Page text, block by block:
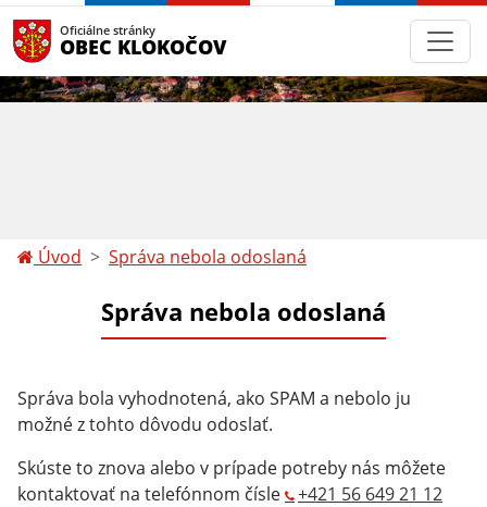
Oficiálne stránky
OBEC KLOKOČOV
Úvod Správa nebola odoslaná
Správa nebola odoslaná
Správa bola vyhodnotená, ako SPAM a nebolo ju
možné z tohto dôvodu odoslať.
Skúste to znova alebo v prípade potreby nás môžete
kontaktovať na telefónnom čísle
+421 56 649 21 12